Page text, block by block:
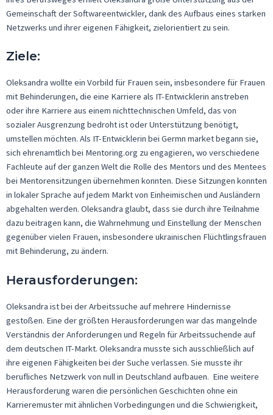
Gemeinschaft der Softwareentwickler, dank des Aufbaus eines starken
Netzwerks und ihrer eigenen Fähigkeit, zielorientiert zu sein.
Ziele:
Oleksandra wollte ein Vorbild für Frauen sein, insbesondere für Frauen
mit Behinderungen, die eine Karriere als IT-Entwicklerin anstreben
oder ihre Karriere aus einem nichttechnischen Umfeld, das von
sozialer Ausgrenzung bedroht ist oder Unterstützung benötigt,
umstellen möchten. Als IT-Entwicklerin bei Germn marketbegann sie,
sich ehrenamtlich bei Mentoring.org zu engagieren, wo verschiedene
Fachleute auf der ganzen Welt die Rolle des Mentors und des Mentees
bei Mentorensitzungen übernehmen konnten. Diese Sitzungen konnten
in lokaler Sprache auf jedem Markt von Einheimischen und Ausländern
abgehalten werden. Oleksandra glaubt, dass sie durch ihre Teilnahme
dazu beitragen kann, die Wahrnehmung und Einstellung der Menschen
gegenüber vielen Frauen, insbesondere ukrainischen Flüchtlingsfrauen
mit Behinderung, zu ändern.
Herausforderungen:
Oleksandra ist bei der Arbeitssuche auf mehrere Hindernisse
gestoßen. Eine der größten Herausforderungen war das mangelnde
Verständnis der Anforderungen und Regeln für Arbeitssuchende auf
dem deutschen IT-Markt. Oleksandra musste sich ausschließlich auf
ihre eigenen Fähigkeiten bei der Suche verlassen. Sie musste ihr
berufliches Netzwerk von null in Deutschland aufbauen. Eine weitere
Herausforderung waren die persönlichen Geschichten ohne ein
Karrieremuster mit ähnlichen Vorbedingungen und die Schwierigkeit,